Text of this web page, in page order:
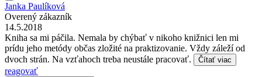
Janka Paulíková
Overený zákazník
14.5.2018
Kniha sa mi páčila. Nemala by chýbať v nikoho knižnici len mi
prídu jeho metódy občas zložité na praktizovanie. Vždy záleží od
dvoch strán. Na vzťahoch treba neustále pracovať.
Čítať viac
reagovať